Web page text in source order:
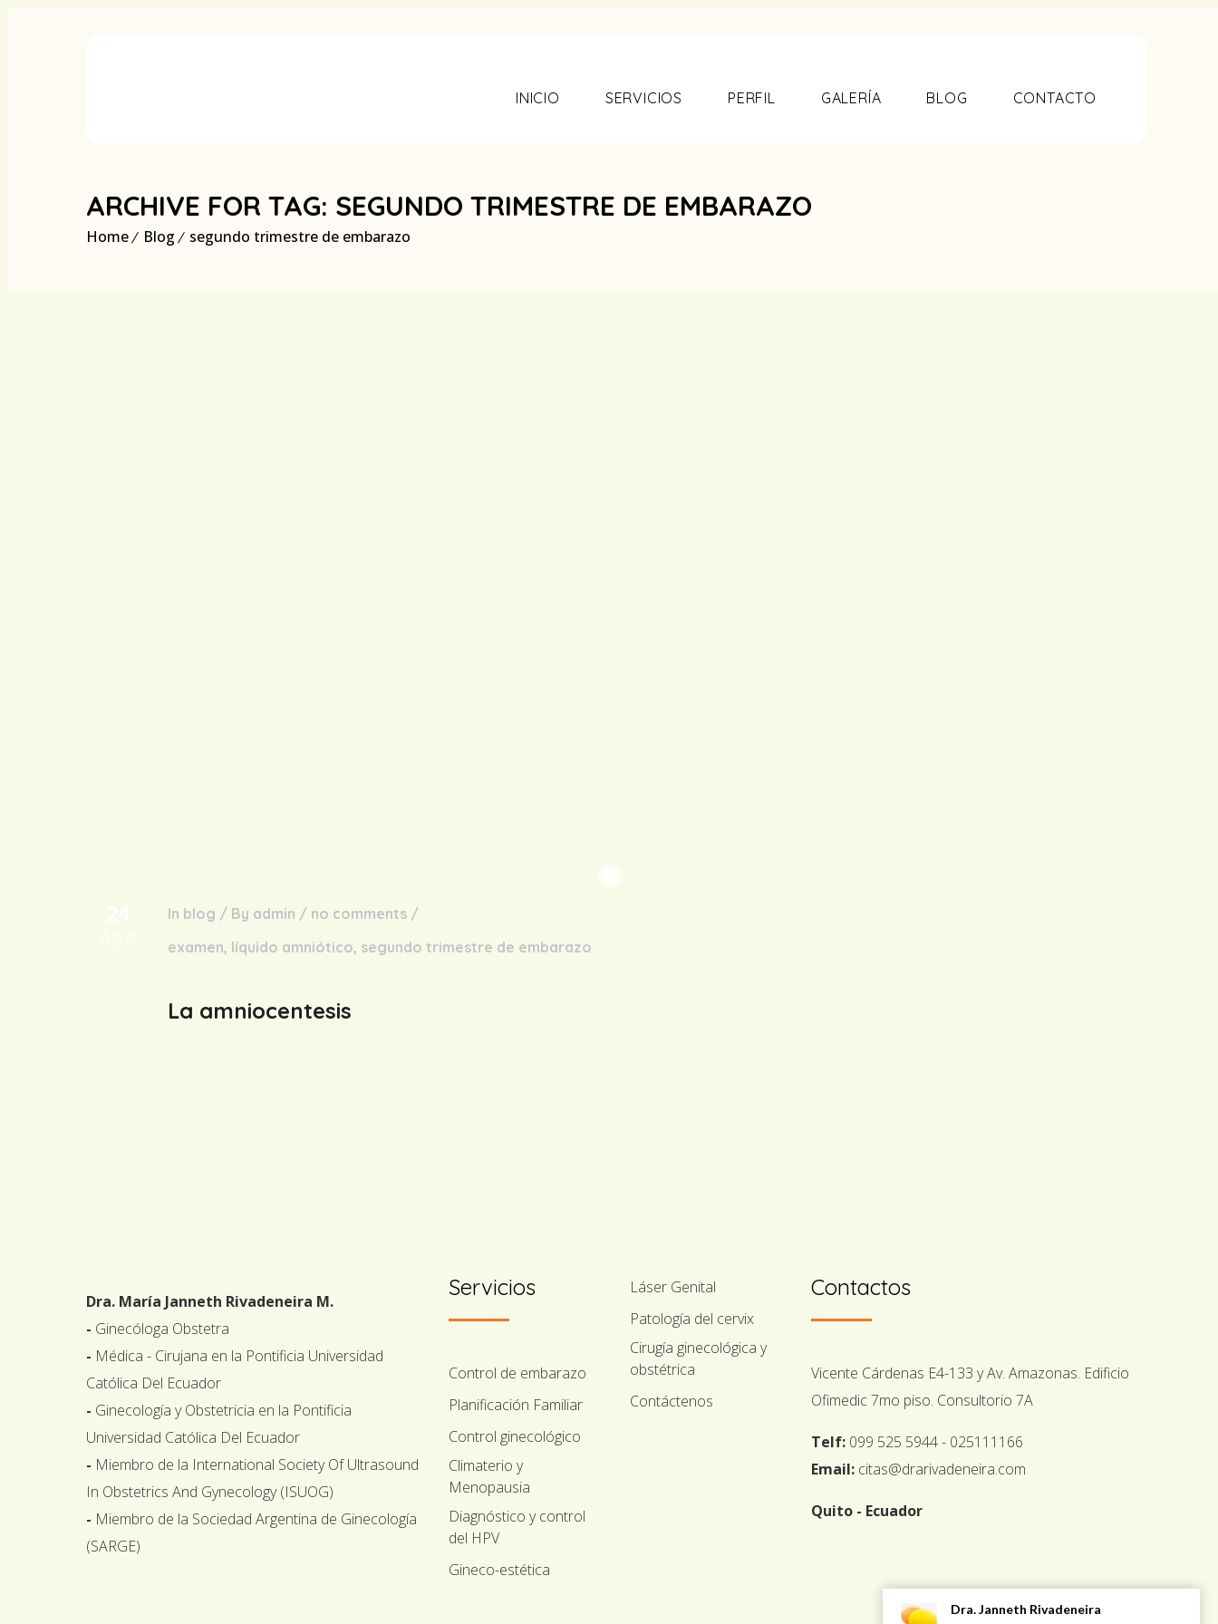
INICIO SERVICIOS PERFIL GALERÍA BLOG CONTACTO
ARCHIVE FOR TAG: SEGUNDO TRIMESTRE DE EMBARAZO
Home Blog segundo trimestre de embarazo
In blog / By admin / no comments /
examen, líquido amniótico, segundo trimestre de embarazo
La amniocentesis
Dra. María Janneth Rivadeneira M.
- Ginecóloga Obstetra
- Médica - Cirujana en la Pontificia Universidad
Católica Del Ecuador
- Ginecología y Obstetricia en la Pontificia
Universidad Católica Del Ecuador
- Miembro de la International Society Of Ultrasound
In Obstetrics And Gynecology (ISUOG)
- Miembro de la Sociedad Argentina de Ginecología
(SARGE)
Servicios
Control de embarazo
Planificación Familiar
Control ginecológico
Climaterio y
Menopausia
Diagnóstico y control
del HPV
Gineco-estética
Láser Genital
Patología del cervix
Cirugía ginecológica y
obstétrica
Contáctenos
Contactos
Vicente Cárdenas E4-133 y Av. Amazonas. Edificio
Ofimedic 7mo piso. Consultorio 7A
Telf: 099 525 5944 - 025111166
Email: citas@drarivadeneira.com
Quito - Ecuador